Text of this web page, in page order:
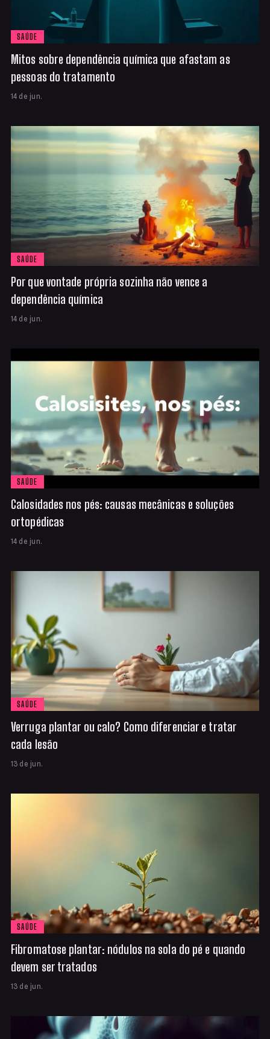
SAÚDE
Mitos sobre dependência química que afastam as
pessoas do tratamento
14 de jun.
SAÚDE
Por que vontade própria sozinha não vence a
dependência química
14 de jun.
SAÚDE
Calosidades nos pés: causas mecânicas e soluções
ortopédicas
14 de jun.
SAÚDE
Verruga plantar ou calo? Como diferenciar e tratar
cada lesão
13 de jun.
SAÚDE
Fibromatose plantar: nódulos na sola do pé e quando
devem ser tratados
13 de jun.